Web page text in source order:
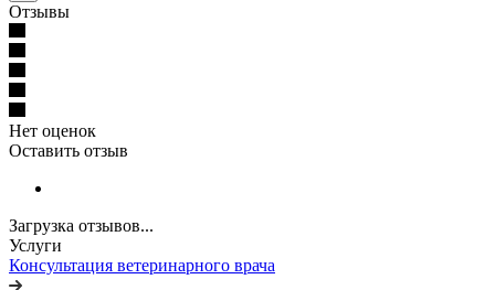
Отзывы
Нет оценок
Оставить отзыв
Загрузка отзывов...
Услуги
Консультация ветеринарного врача